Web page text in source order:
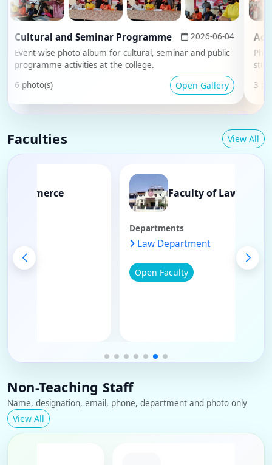
and Seminar Programme
2026-06-04
wise photo album for cultural, seminar and public
activities at the college.
Open Gallery
Photo
student
3 photo(s)
Faculties View All
of Commerce Faculty of Law
Departments
Law Department
Open Faculty
Non-Teaching Staff
Name, designation, email, phone, department and photo only
View All